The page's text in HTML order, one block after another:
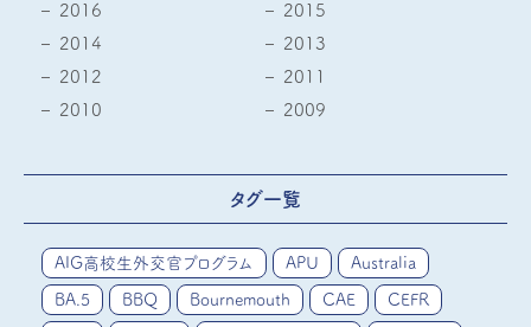
2016
2015
2014
2013
2012
2011
2010
2009
タグ一覧
AIG高校生外交官プログラム APU Australia
BA.5 BBQ Bournemouth CAE CEFR